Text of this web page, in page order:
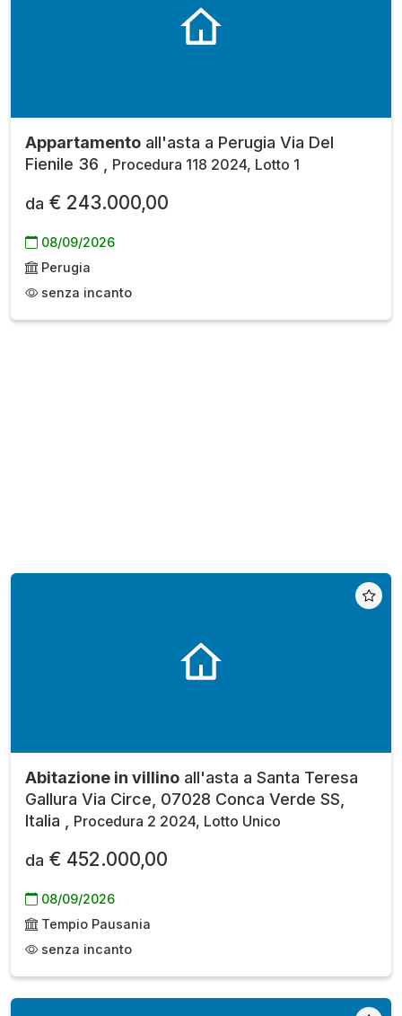
Appartamento all'asta a Perugia Via Del
Fienile 36 ,
Procedura 118 2024, Lotto 1
da € 243.000,00
08/09/2026
Perugia
senza incanto
Abitazione in villino all'asta a Santa Teresa
Gallura Via Circe, 07028 Conca Verde SS,
Italia ,
Procedura 2 2024, Lotto Unico
da € 452.000,00
08/09/2026
Tempio Pausania
senza incanto